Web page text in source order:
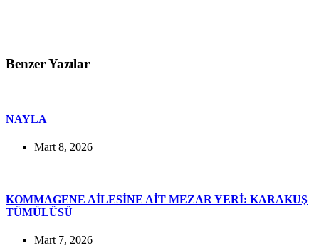
Benzer Yazılar
NAYLA
Mart 8, 2026
KOMMAGENE AİLESİNE AİT MEZAR YERİ: KARAKUŞ
TÜMÜLÜSÜ
Mart 7, 2026